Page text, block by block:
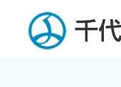
content